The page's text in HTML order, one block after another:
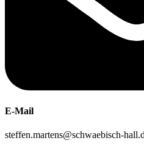
E-Mail
steffen.martens@schwaebisch-